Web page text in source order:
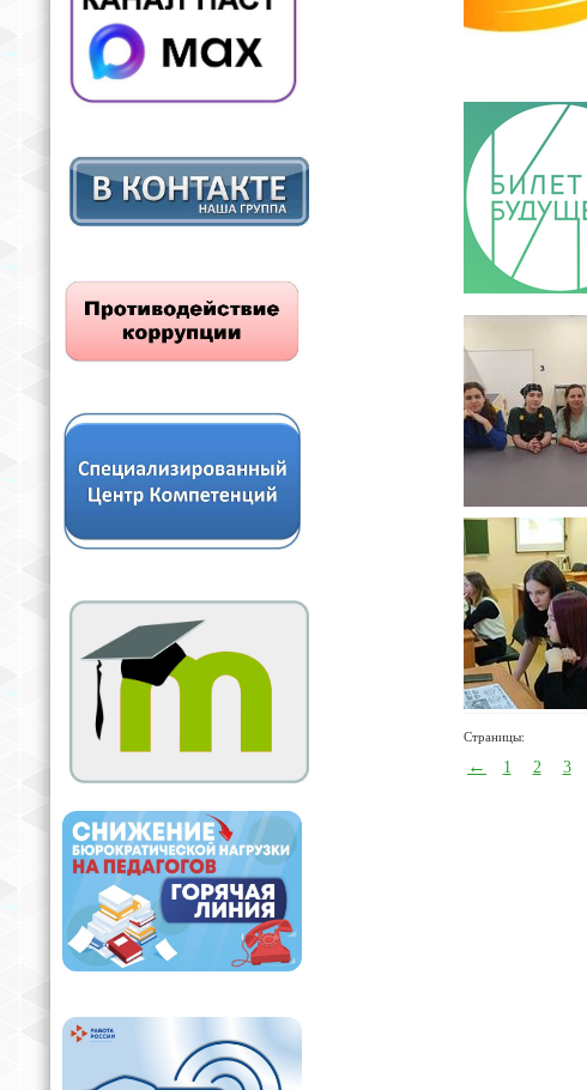
Страницы:
← 1 2 3